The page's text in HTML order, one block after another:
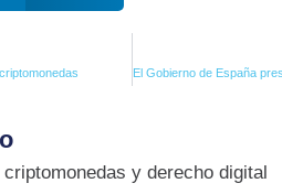
y derecho digital